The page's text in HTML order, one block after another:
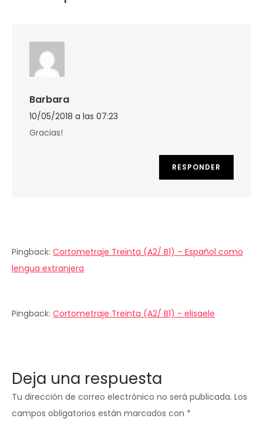
Barbara
10/05/2018 a las 07:23
Gracias!
RESPONDER
Pingback: Cortometraje Treinta (A2/ B1) – Español como
lengua extranjera
Pingback: Cortometraje Treinta (A2/ B1) - elisaele
Deja una respuesta
Tu dirección de correo electrónico no será publicada. Los
campos obligatorios están marcados con *